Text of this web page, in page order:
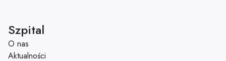
Szpital
O nas
Aktualności